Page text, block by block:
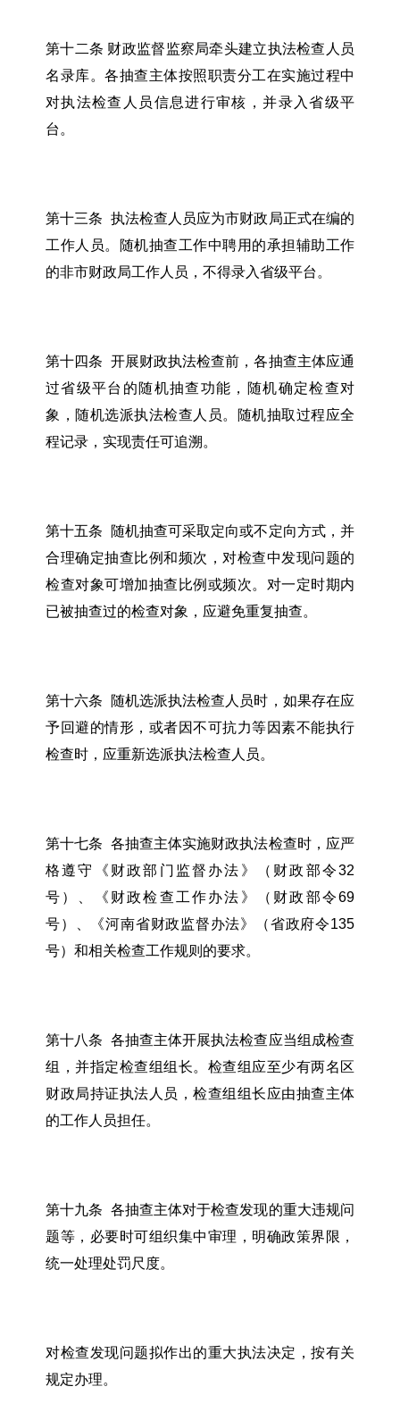
第十二条 财政监督监察局牵头建立执法检查人员
名录库。各抽查主体按照职责分工在实施过程中
对执法检查人员信息进行审核，并录入省级平
台。
第十三条 执法检查人员应为市财政局正式在编的
工作人员。随机抽查工作中聘用的承担辅助工作
的非市财政局工作人员，不得录入省级平台。
第十四条 开展财政执法检查前，各抽查主体应通
过省级平台的随机抽查功能，随机确定检查对
象，随机选派执法检查人员。随机抽取过程应全
程记录，实现责任可追溯。
第十五条 随机抽查可采取定向或不定向方式，并
合理确定抽查比例和频次，对检查中发现问题的
检查对象可增加抽查比例或频次。对一定时期内
已被抽查过的检查对象，应避免重复抽查。
第十六条 随机选派执法检查人员时，如果存在应
予回避的情形，或者因不可抗力等因素不能执行
检查时，应重新选派执法检查人员。
第十七条 各抽查主体实施财政执法检查时，应严
格遵守《财政部门监督办法》（财政部令32
号）、《财政检查工作办法》（财政部令69
号）、《河南省财政监督办法》（省政府令135
号）和相关检查工作规则的要求。
第十八条 各抽查主体开展执法检查应当组成检查
组，并指定检查组组长。检查组应至少有两名区
财政局持证执法人员，检查组组长应由抽查主体
的工作人员担任。
第十九条 各抽查主体对于检查发现的重大违规问
题等，必要时可组织集中审理，明确政策界限，
统一处理处罚尺度。
对检查发现问题拟作出的重大执法决定，按有关
规定办理。